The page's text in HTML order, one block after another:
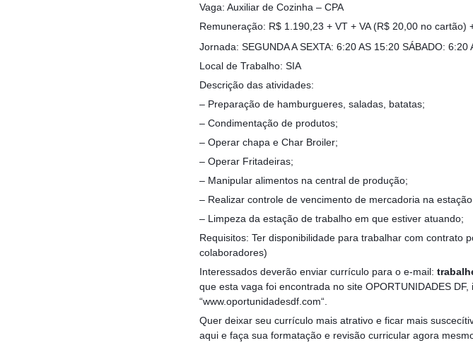
Vaga: Auxiliar de Cozinha – CPA
Remuneração: R$ 1.190,23 + VT + VA (R$ 20,00 no cartão)
Jornada: SEGUNDA A SEXTA: 6:20 AS 15:20 SÁBADO:
Local de Trabalho: SIA
Descrição das atividades:
– Preparação de hamburgueres, saladas, batatas;
– Condimentação de produtos;
– Operar chapa e Char Broiler;
– Operar Fritadeiras;
– Manipular alimentos na central de produção;
– Realizar controle de vencimento de mercadoria na
– Limpeza da estação de trabalho em que estiver atuando;
Requisitos: Ter disponibilidade para trabalhar com contrato
colaboradores)
Interessados deverão enviar currículo para o e-mail:
que esta vaga foi encontrada no site OPORTUNIDADES
“www.oportunidadesdf.com“.
Quer deixar seu currículo mais atrativo e ficar mais
aqui e faça sua formatação e revisão curricular agora